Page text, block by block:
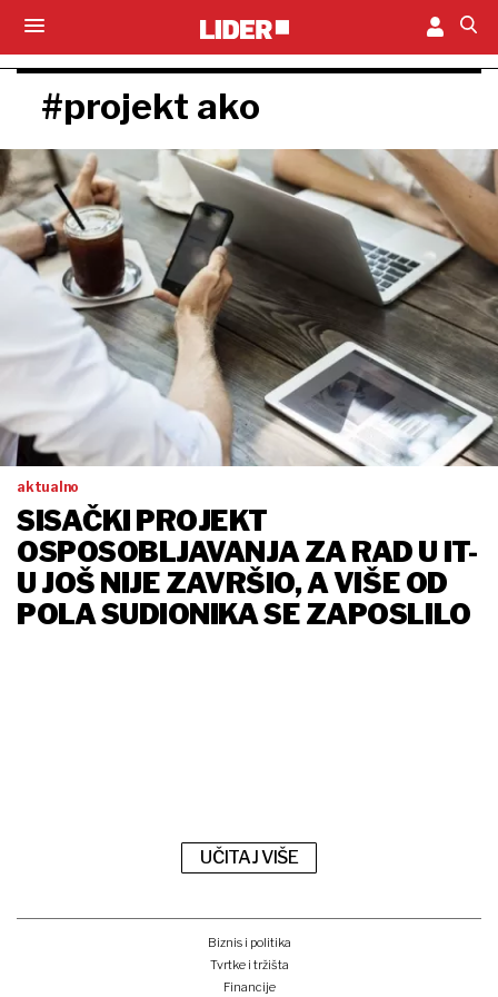
#projekt ako
aktualno
SISAČKI PROJEKT
OSPOSOBLJAVANJA ZA RAD U IT-
U JOŠ NIJE ZAVRŠIO, A VIŠE OD
POLA SUDIONIKA SE ZAPOSLILO
UČITAJ VIŠE
Biznis i politika
Tvrtke i tržišta
Financije